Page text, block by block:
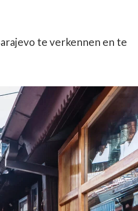
te verkennen en te